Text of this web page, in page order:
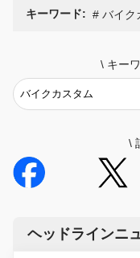
キーワード: バイク
\ キー
\
ヘッドラインニ